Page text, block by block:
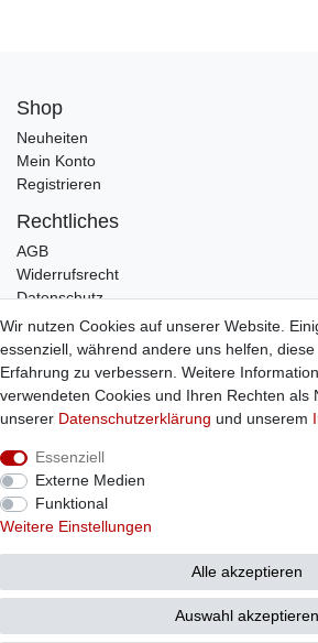
Shop
Neuheiten
Mein Konto
Registrieren
Rechtliches
AGB
Widerrufsrecht
Datenschutz
Impressum
Infos
Zahlung / Versand
Individuelle Anfertigung
Bestellung widerrufen
Wir nutzen Cookies auf unserer Website.
essenziell, während andere uns helfen,
Erfahrung zu verbessern. Weitere
verwendeten Cookies und Ihren Rechten als
unserer Daten­schutz­erklärung und unserem
Essenziell
Externe Medien
Funktional
Weitere Einstellungen
Alle akzeptieren
Auswahl akzeptieren
© Copyright 2026 Sticker Shop Strerath